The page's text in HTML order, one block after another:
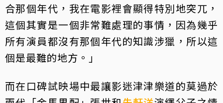
合那個年代，我在電影裡會顯得特別地突兀，
這個其實是一個非常難處理的事情，因為幾乎
所有演員都沒有那個年代的知識涉獵，所以這
個是最難的地方。」
而在口碑試映場中最讓影迷津津樂道的莫過於